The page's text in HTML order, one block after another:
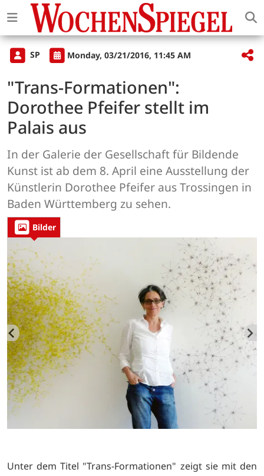
SP Monday, 03/21/2016, 11:45 AM
"Trans-Formationen":
Dorothee Pfeifer stellt im
Palais aus
In der Galerie der Gesellschaft für Bildende
Kunst ist ab dem 8. April eine Ausstellung der
Künstlerin Dorothee Pfeifer aus Trossingen in
Baden Württemberg zu sehen.
Bilder
Unter dem Titel "Trans-Formationen" zeigt sie mit den